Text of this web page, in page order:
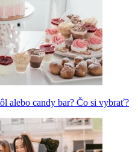
alebo candy bar? Čo si vybrať?